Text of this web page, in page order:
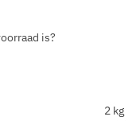
is?
2 kg